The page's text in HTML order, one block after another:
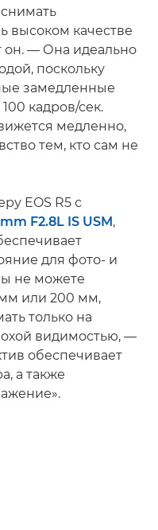
высоком качестве
он. — Она идеально
поскольку
замедленные
кадров/сек.
медленно,
тем, кто сам не
EOS R5 с
F2.8L IS USM ,
для фото- и
не можете
мм или 200 мм,
только на
видимостью, —
обеспечивает
а также